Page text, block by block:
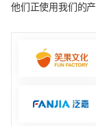
他们正使用我们的